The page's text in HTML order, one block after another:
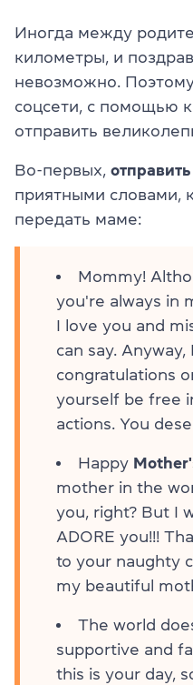
Иногда между
километры, и
невозможно.
соцсети, с помощью
отправить
Во-первых,
приятными словами,
передать маме:
Mommy!
you're always in
I love you and
can say.
congratulations
yourself be free
actions. You
Happy
mother in the
you, right? But I
ADORE you!!!
to your naughty
my beautiful
The world
supportive and
this is your day,